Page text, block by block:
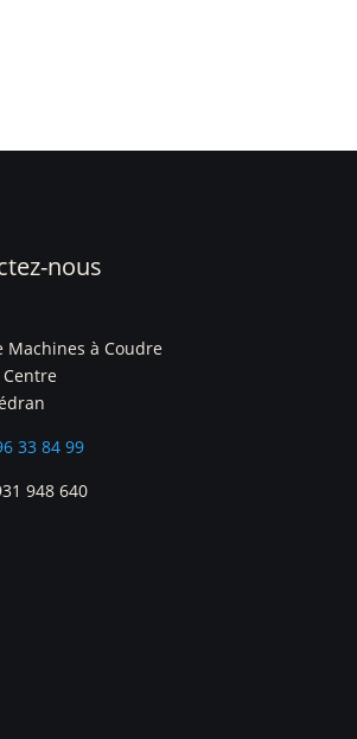
nous
Machines à Coudre
33 84 99
948 640